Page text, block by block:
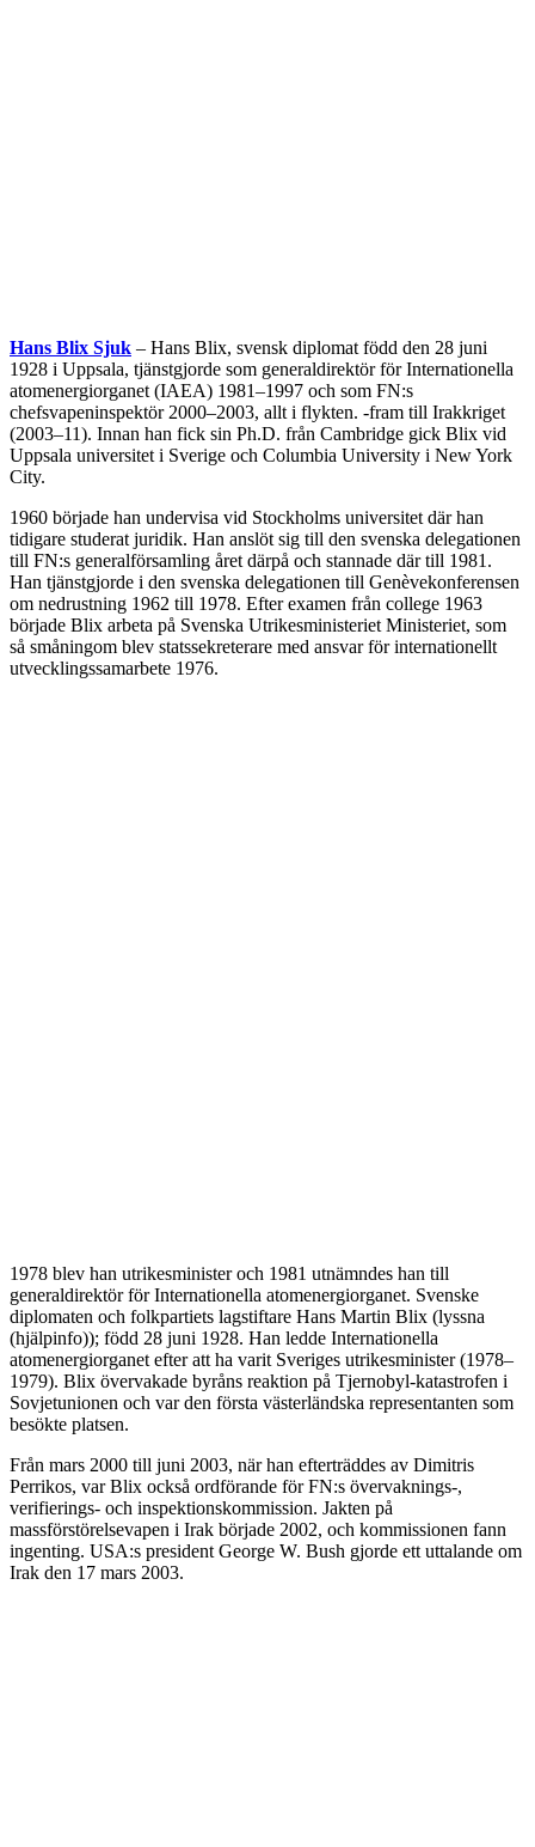
Hans Blix Sjuk – Hans Blix, svensk diplomat född den 28 juni
1928 i Uppsala, tjänstgjorde som generaldirektör för Internationella
atomenergiorganet (IAEA) 1981–1997 och som FN:s
chefsvapeninspektör 2000–2003, allt i flykten. -fram till Irakkriget
(2003–11). Innan han fick sin Ph.D. från Cambridge gick Blix vid
Uppsala universitet i Sverige och Columbia University i New York
City.
1960 började han undervisa vid Stockholms universitet där han
tidigare studerat juridik. Han anslöt sig till den svenska delegationen
till FN:s generalförsamling året därpå och stannade där till 1981.
Han tjänstgjorde i den svenska delegationen till Genèvekonferensen
om nedrustning 1962 till 1978. Efter examen från college 1963
började Blix arbeta på Svenska Utrikesministeriet Ministeriet, som
så småningom blev statssekreterare med ansvar för internationellt
utvecklingssamarbete 1976.
1978 blev han utrikesminister och 1981 utnämndes han till
generaldirektör för Internationella atomenergiorganet. Svenske
diplomaten och folkpartiets lagstiftare Hans Martin Blix (lyssna
(hjälpinfo)); född 28 juni 1928. Han ledde Internationella
atomenergiorganet efter att ha varit Sveriges utrikesminister (1978–
1979). Blix övervakade byråns reaktion på Tjernobyl-katastrofen i
Sovjetunionen och var den första västerländska representanten som
besökte platsen.
Från mars 2000 till juni 2003, när han efterträddes av Dimitris
Perrikos, var Blix också ordförande för FN:s övervaknings-,
verifierings- och inspektionskommission. Jakten på
massförstörelsevapen i Irak började 2002, och kommissionen fann
ingenting. USA:s president George W. Bush gjorde ett uttalande om
Irak den 17 mars 2003.